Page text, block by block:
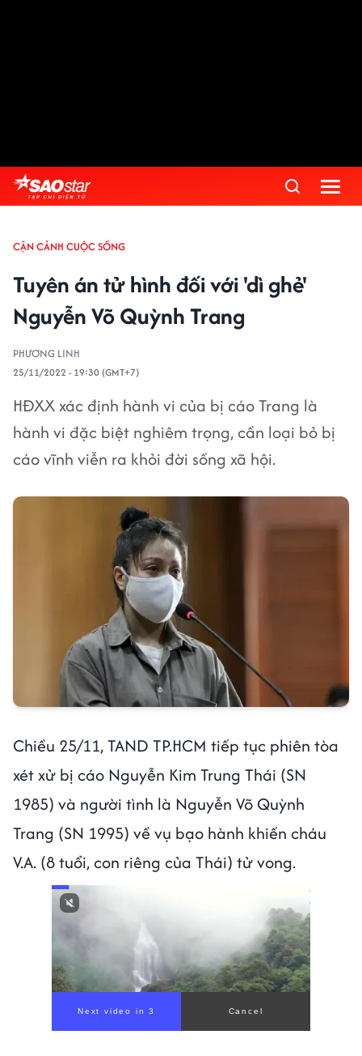
CẬN CẢNH CUỘC SỐNG
Tuyên án tử hình đối với 'dì ghẻ'
Nguyễn Võ Quỳnh Trang
PHƯƠNG LINH
25/11/2022 - 19:30 (GMT+7)
HĐXX xác định hành vi của bị cáo Trang là
hành vi đặc biệt nghiêm trọng, cần loại bỏ bị
cáo vĩnh viễn ra khỏi đời sống xã hội.
Chiều 25/11, TAND TP.HCM tiếp tục phiên tòa
xét xử bị cáo Nguyễn Kim Trung Thái (SN
1985) và người tình là Nguyễn Võ Quỳnh
Trang (SN 1995) về vụ bạo hành khiến cháu
V.A. (8 tuổi, con riêng của Thái) tử vong.
Next video in 1 Cancel